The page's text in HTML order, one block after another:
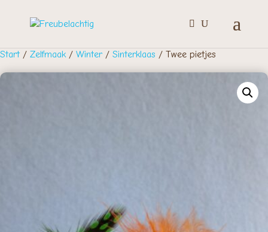
Start / Zelfmaak/ Winter / Sinterklaas / Twee pietjes